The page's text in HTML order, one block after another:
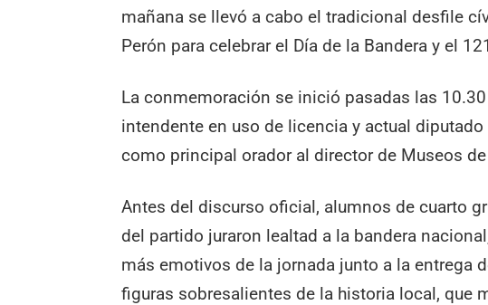
mañana se llevó a cabo el tradicional desfile
Perón para celebrar el Día de la Bandera y el
La conmemoración se inició pasadas las
intendente en uso de licencia y actual
como principal orador al director de Museos
Antes del discurso oficial, alumnos de cuarto
del partido juraron lealtad a la bandera
más emotivos de la jornada junto a la entrega
figuras sobresalientes de la historia local, que